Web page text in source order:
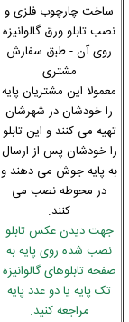
ساخت چارچوب فلزی و
نصب تابلو ورق گالوانیزه
روی آن - طبق سفارش
مشتری
معمولا این مشتریان پایه
را خودشان در شهرشان
تهیه می کنند و این تابلو
را خودشان پس از ارسال
به پایه جوش می دهند و
در محوطه نصب می
کنند.
جهت دیدن عکس تابلو
نصب شده روی پایه به
صفحه تابلوهای گالوانیزه
تک پایه یا دو عدد پایه
مراجعه کنید.